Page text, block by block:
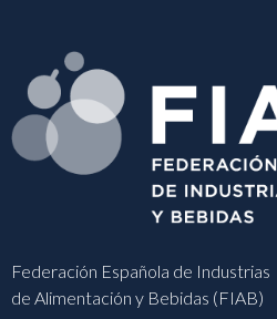
Federación Española de Industrias
de Alimentación y Bebidas (FIAB)